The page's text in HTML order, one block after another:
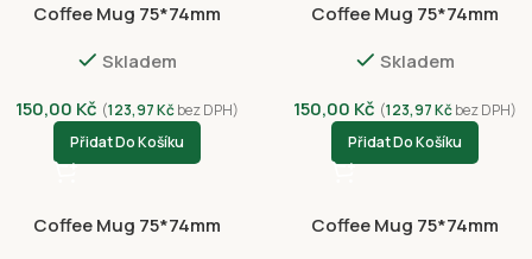
Coffee Mug 75*74mm
Skladem
150,00 Kč (123,97Kčbez DPH)
Přidat Do Košíku
Coffee Mug 75*74mm
Skladem
150,00 Kč (123,97Kčbez DPH)
Přidat Do Košíku
Coffee Mug 75*74mm
Coffee Mug 75*74mm